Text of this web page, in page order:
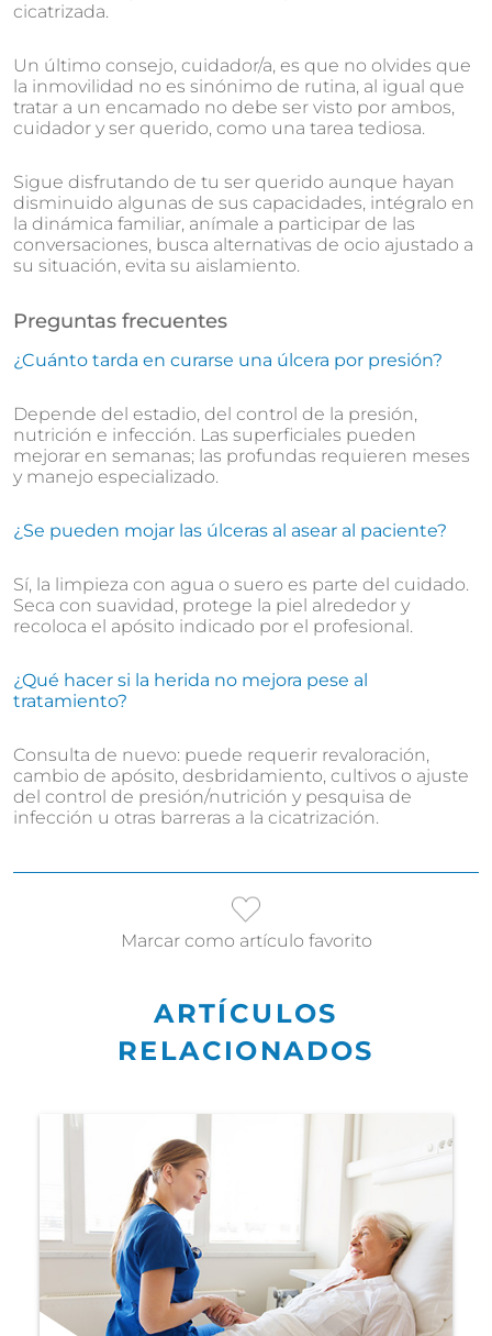
cicatrizada.
Un último consejo, cuidador/a, es que no olvides que
la inmovilidad no es sinónimo de rutina, al igual que
tratar a un encamado no debe ser visto por ambos,
cuidador y ser querido, como una tarea tediosa.
Sigue disfrutando de tu ser querido aunque hayan
disminuido algunas de sus capacidades, intégralo en
la dinámica familiar, anímale a participar de las
conversaciones, busca alternativas de ocio ajustado a
su situación, evita su aislamiento.
Preguntas frecuentes
¿Cuánto tarda en curarse una úlcera por presión?
Depende del estadio, del control de la presión,
nutrición e infección. Las superficiales pueden
mejorar en semanas; las profundas requieren meses
y manejo especializado.
¿Se pueden mojar las úlceras al asear al paciente?
Sí, la limpieza con agua o suero es parte del cuidado.
Seca con suavidad, protege la piel alrededor y
recoloca el apósito indicado por el profesional.
¿Qué hacer si la herida no mejora pese al
tratamiento?
Consulta de nuevo: puede requerir revaloración,
cambio de apósito, desbridamiento, cultivos o ajuste
del control de presión/nutrición y pesquisa de
infección u otras barreras a la cicatrización.
Marcar como artículo favorito
ARTÍCULOS
RELACIONADOS